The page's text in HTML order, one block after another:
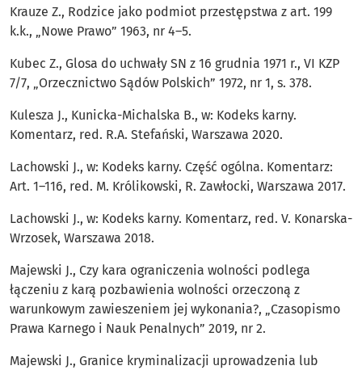
Krauze Z., Rodzice jako podmiot przestępstwa z art. 199
k.k., „Nowe Prawo” 1963, nr 4–5.
Kubec Z., Glosa do uchwały SN z 16 grudnia 1971 r., VI KZP
7/7, „Orzecznictwo Sądów Polskich” 1972, nr 1, s. 378.
Kulesza J., Kunicka-Michalska B., w: Kodeks karny.
Komentarz, red. R.A. Stefański, Warszawa 2020.
Lachowski J., w: Kodeks karny. Część ogólna. Komentarz:
Art. 1–116, red. M. Królikowski, R. Zawłocki, Warszawa 2017.
Lachowski J., w: Kodeks karny. Komentarz, red. V. Konarska-
Wrzosek, Warszawa 2018.
Majewski J., Czy kara ograniczenia wolności podlega
łączeniu z karą pozbawienia wolności orzeczoną z
warunkowym zawieszeniem jej wykonania?, „Czasopismo
Prawa Karnego i Nauk Penalnych” 2019, nr 2.
Majewski J., Granice kryminalizacji uprowadzenia lub